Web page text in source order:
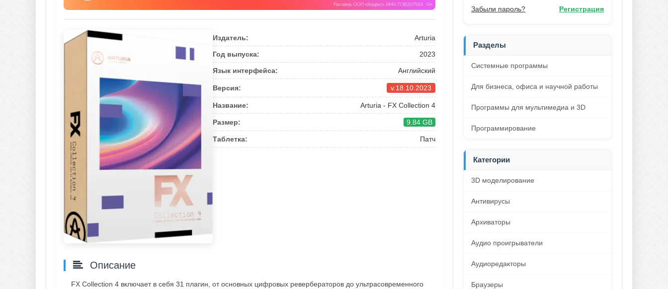
Издатель: Arturia
Год выпуска: 2023
Язык интерфейса: Английский
Версия: v.18.10.2023
Название: Arturia - FX Collection 4
Размер: 9.84 GB
Таблетка: Патч
Описание
FX Collection 4 включает в себя 31 плагин, от основных цифровых ревербераторов до ультрасовременного
Забыли пароль? Регистрация
Разделы
Системные программы
Для бизнеса, офиса и научной работы
Программы для мультимедиа и 3D
Программирование
Категории
3D моделирование
Антивирусы
Архиваторы
Аудио проигрыватели
Аудиоредакторы
Браузеры